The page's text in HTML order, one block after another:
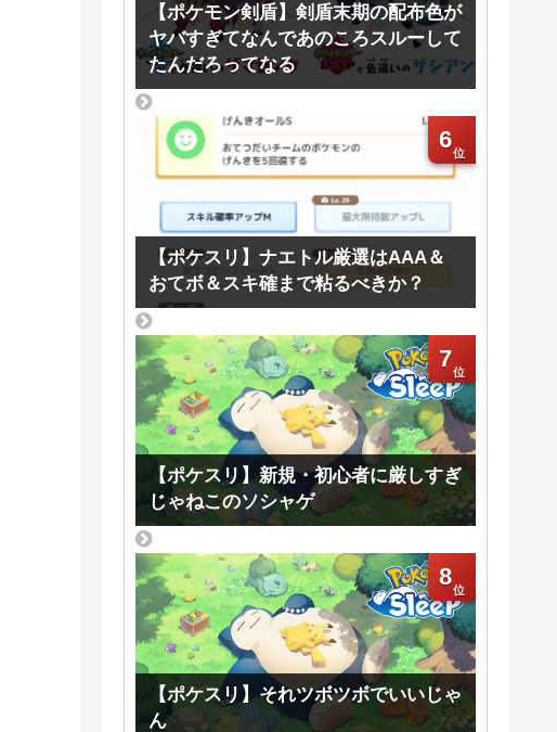
【ポケモン剣盾】剣盾末期の配布色が
ヤバすぎてなんであのころスルーして
たんだろってなる
6
【ポケスリ】ナエトル厳選はAAA＆
おてボ＆スキ確まで粘るべきか？
7
【ポケスリ】新規・初心者に厳しすぎ
じゃねこのソシャゲ
8
【ポケスリ】それツボツボでいいじゃ
ん